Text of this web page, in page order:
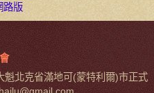
路版
魁北克省滿地可(蒙特利爾)市正式